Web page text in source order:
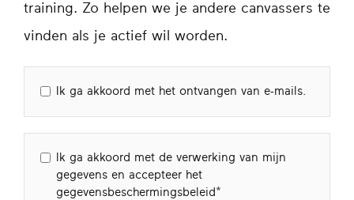
training. Zo helpen we je andere canvassers te
vinden als je actief wil worden.
Ik ga akkoord met het ontvangen van e-mails.
Ik ga akkoord met de verwerking van mijn
gegevens en accepteer het
gegevensbeschermingsbeleid